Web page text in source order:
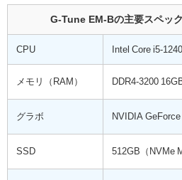
G-Tune EM-Bの主要スペック
CPU Intel Core i5-
メモリ（RAM） DDR4-3200
グラボ NVIDIA GeForce
SSD 512GB（NVMe